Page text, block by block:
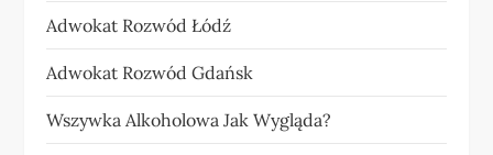
Adwokat Rozwód Łódź
Adwokat Rozwód Gdańsk
Wszywka Alkoholowa Jak Wygląda?